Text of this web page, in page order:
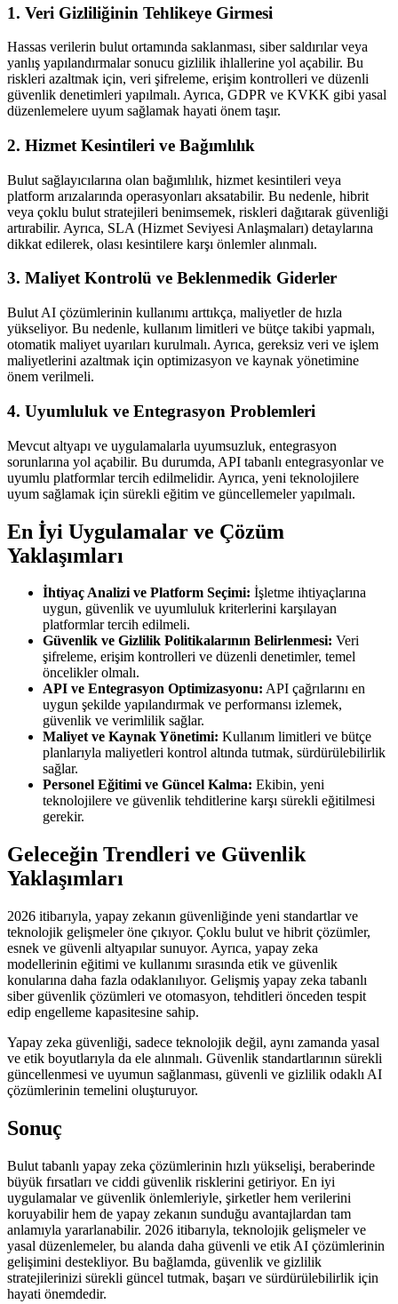
1. Veri Gizliliğinin Tehlikeye Girmesi
Hassas verilerin bulut ortamında saklanması, siber saldırılar veya
yanlış yapılandırmalar sonucu gizlilik ihlallerine yol açabilir. Bu
riskleri azaltmak için, veri şifreleme, erişim kontrolleri ve düzenli
güvenlik denetimleri yapılmalı. Ayrıca, GDPR ve KVKK gibi yasal
düzenlemelere uyum sağlamak hayati önem taşır.
2. Hizmet Kesintileri ve Bağımlılık
Bulut sağlayıcılarına olan bağımlılık, hizmet kesintileri veya
platform arızalarında operasyonları aksatabilir. Bu nedenle, hibrit
veya çoklu bulut stratejileri benimsemek, riskleri dağıtarak güvenliği
artırabilir. Ayrıca, SLA (Hizmet Seviyesi Anlaşmaları) detaylarına
dikkat edilerek, olası kesintilere karşı önlemler alınmalı.
3. Maliyet Kontrolü ve Beklenmedik Giderler
Bulut AI çözümlerinin kullanımı arttıkça, maliyetler de hızla
yükseliyor. Bu nedenle, kullanım limitleri ve bütçe takibi yapmalı,
otomatik maliyet uyarıları kurulmalı. Ayrıca, gereksiz veri ve işlem
maliyetlerini azaltmak için optimizasyon ve kaynak yönetimine
önem verilmeli.
4. Uyumluluk ve Entegrasyon Problemleri
Mevcut altyapı ve uygulamalarla uyumsuzluk, entegrasyon
sorunlarına yol açabilir. Bu durumda, API tabanlı entegrasyonlar ve
uyumlu platformlar tercih edilmelidir. Ayrıca, yeni teknolojilere
uyum sağlamak için sürekli eğitim ve güncellemeler yapılmalı.
En İyi Uygulamalar ve Çözüm
Yaklaşımları
İhtiyaç Analizi ve Platform Seçimi: İşletme ihtiyaçlarına
uygun, güvenlik ve uyumluluk kriterlerini karşılayan
platformlar tercih edilmeli.
Güvenlik ve Gizlilik Politikalarının Belirlenmesi: Veri
şifreleme, erişim kontrolleri ve düzenli denetimler, temel
öncelikler olmalı.
API ve Entegrasyon Optimizasyonu: API çağrılarını en
uygun şekilde yapılandırmak ve performansı izlemek,
güvenlik ve verimlilik sağlar.
Maliyet ve Kaynak Yönetimi: Kullanım limitleri ve bütçe
planlarıyla maliyetleri kontrol altında tutmak, sürdürülebilirlik
sağlar.
Personel Eğitimi ve Güncel Kalma: Ekibin, yeni
teknolojilere ve güvenlik tehditlerine karşı sürekli eğitilmesi
gerekir.
Geleceğin Trendleri ve Güvenlik
Yaklaşımları
2026 itibarıyla, yapay zekanın güvenliğinde yeni standartlar ve
teknolojik gelişmeler öne çıkıyor. Çoklu bulut ve hibrit çözümler,
esnek ve güvenli altyapılar sunuyor. Ayrıca, yapay zeka
modellerinin eğitimi ve kullanımı sırasında etik ve güvenlik
konularına daha fazla odaklanılıyor. Gelişmiş yapay zeka tabanlı
siber güvenlik çözümleri ve otomasyon, tehditleri önceden tespit
edip engelleme kapasitesine sahip.
Yapay zeka güvenliği, sadece teknolojik değil, aynı zamanda yasal
ve etik boyutlarıyla da ele alınmalı. Güvenlik standartlarının sürekli
güncellenmesi ve uyumun sağlanması, güvenli ve gizlilik odaklı AI
çözümlerinin temelini oluşturuyor.
Sonuç
Bulut tabanlı yapay zeka çözümlerinin hızlı yükselişi, beraberinde
büyük fırsatları ve ciddi güvenlik risklerini getiriyor. En iyi
uygulamalar ve güvenlik önlemleriyle, şirketler hem verilerini
koruyabilir hem de yapay zekanın sunduğu avantajlardan tam
anlamıyla yararlanabilir. 2026 itibarıyla, teknolojik gelişmeler ve
yasal düzenlemeler, bu alanda daha güvenli ve etik AI çözümlerinin
gelişimini destekliyor. Bu bağlamda, güvenlik ve gizlilik
stratejilerinizi sürekli güncel tutmak, başarı ve sürdürülebilirlik için
hayati önemdedir.